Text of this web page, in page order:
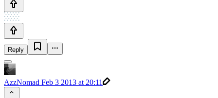
Reply
AzzNomad Feb 3 2013 at 20:11